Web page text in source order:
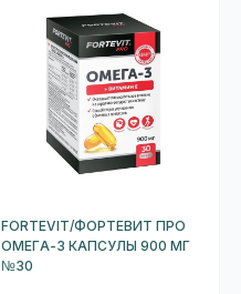
FORTEVIT/ФОРТЕВИТ ПРО
ОМЕГА-3 КАПСУЛЫ 900 МГ
№30